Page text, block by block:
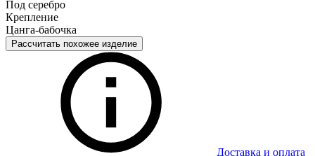
Под серебро
Крепление
Цанга-бабочка
Рассчитать похожее изделие
Доставка и оплата